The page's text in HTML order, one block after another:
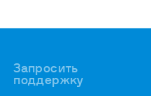
Запросить
поддержку